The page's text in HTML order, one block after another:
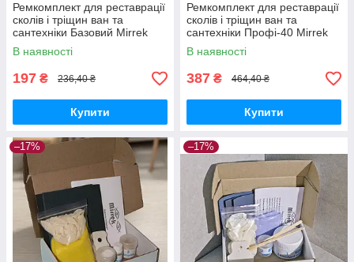
Ремкомплект для реставрації
сколів і тріщин ван та
сантехніки Базовий Mirrek
Plastall (20 грамм)
В наявності
197 ₴ 236,40 ₴
Купити
Ремкомплект для реставрації
сколів і тріщин ван та
сантехніки Профі-40 Mirrek
Plastall (40 грам)
В наявності
387 ₴ 464,40 ₴
Купити
–17% –17%